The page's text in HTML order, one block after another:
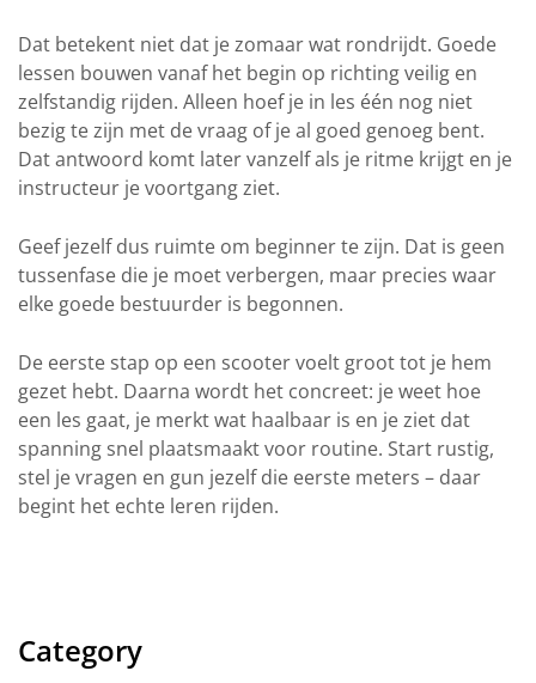
Dat betekent niet dat je zomaar wat rondrijdt. Goede
lessen bouwen vanaf het begin op richting veilig en
zelfstandig rijden. Alleen hoef je in les één nog niet
bezig te zijn met de vraag of je al goed genoeg bent.
Dat antwoord komt later vanzelf als je ritme krijgt en je
instructeur je voortgang ziet.
Geef jezelf dus ruimte om beginner te zijn. Dat is geen
tussenfase die je moet verbergen, maar precies waar
elke goede bestuurder is begonnen.
De eerste stap op een scooter voelt groot tot je hem
gezet hebt. Daarna wordt het concreet: je weet hoe
een les gaat, je merkt wat haalbaar is en je ziet dat
spanning snel plaatsmaakt voor routine. Start rustig,
stel je vragen en gun jezelf die eerste meters – daar
begint het echte leren rijden.
Category